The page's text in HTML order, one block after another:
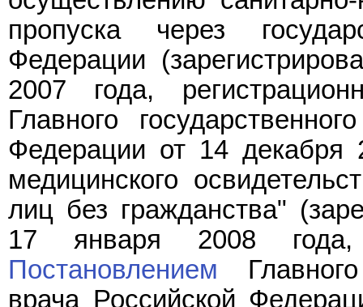
пропуска через
Федерации
2007 года,
Главного
Федерации от 14 декабря
медицинского
лиц без гражданства"
17 января 2008 года,
Постановлением
врача Российской